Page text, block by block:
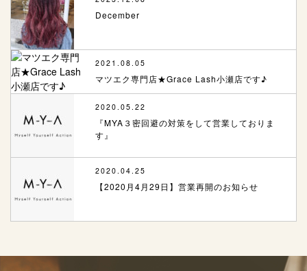
December
2021.08.05
マツエク専門店★Grace Lash小瀬店です♪
2020.05.22
『MYA３密回避の対策をして営業しておりま
す』
2020.04.25
【2020月4月29日】営業再開のお知らせ